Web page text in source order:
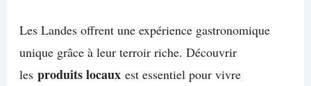
Les Landes offrent une expérience gastronomique
unique grâce à leur terroir riche. Découvrir
les produits locauxest essentiel pour vivre